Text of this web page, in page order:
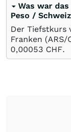
Was war
Peso /
Der Tiefstkurs
Franken
0,00053 CHF.